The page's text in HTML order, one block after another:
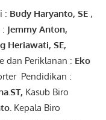
: Budy Haryanto, SE,
: Jemmy Anton,
Heriawati, SE,
dan Periklanan : Eko
Pendidikan :
.ST, Kasub Biro
. Kepala Biro